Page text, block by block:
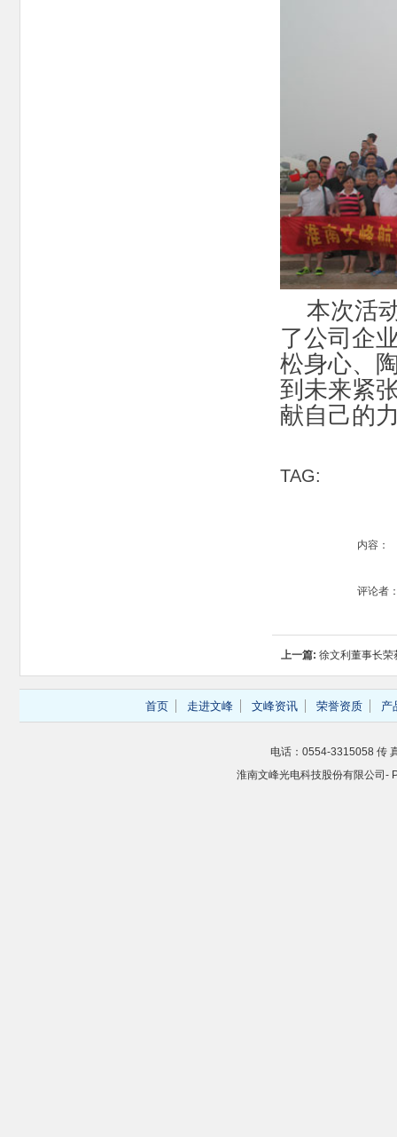
本次活
了公司企
松身心、
到未来紧
献自己的
TAG:
内容：
评论者
上一篇:徐文利董事长
进个人奖
首页 走进文峰 文峰资讯 荣誉资质 产
电话：0554-3315058 传
淮南文峰光电科技股份有限公司-